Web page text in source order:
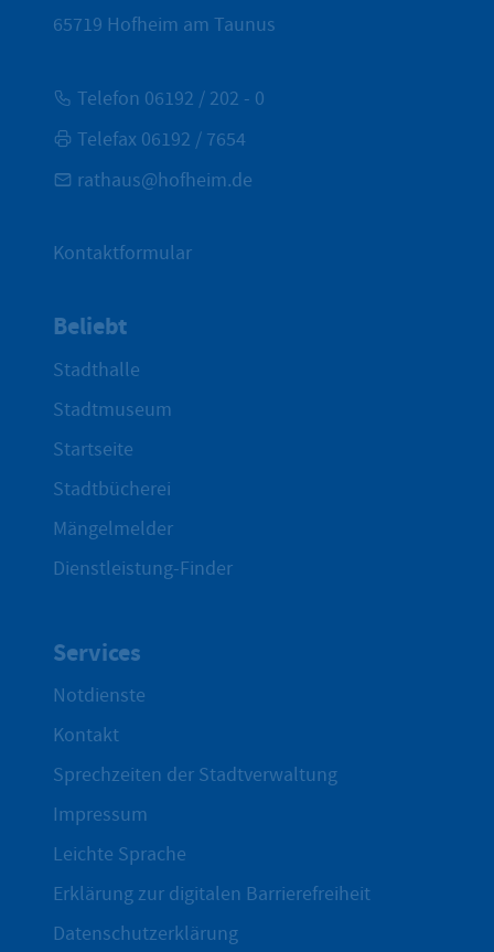
65719 Hofheim am Taunus
Telefon 06192 / 202 - 0
Telefax 06192 / 7654
rathaus@hofheim.de
Kontaktformular
Beliebt
Stadthalle
Stadtmuseum
Startseite
Stadtbücherei
Mängelmelder
Dienstleistung-Finder
Services
Notdienste
Kontakt
Sprechzeiten der Stadtverwaltung
Impressum
Leichte Sprache
Erklärung zur digitalen Barrierefreiheit
Datenschutzerklärung